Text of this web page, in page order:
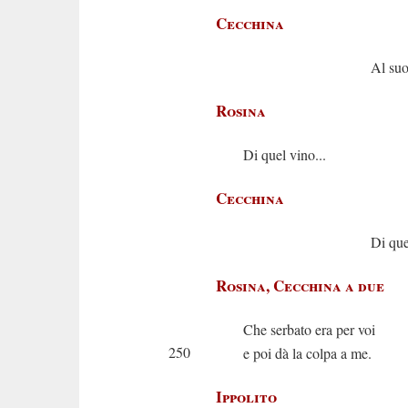
Cecchina
Al suo
Rosina
Di quel vino...
Cecchina
Di quel
Rosina, Cecchina a due
Che serbato era per voi
250
e poi dà la colpa a me.
Ippolito